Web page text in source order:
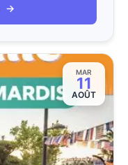
→
MAR
11
AOÛT